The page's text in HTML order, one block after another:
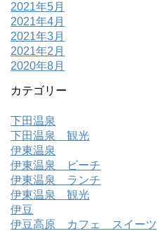
2021年5月
2021年4月
2021年3月
2021年2月
2020年8月
カテゴリー
下田温泉
下田温泉 観光
伊東温泉
伊東温泉 ビーチ
伊東温泉 ランチ
伊東温泉 観光
伊豆
伊豆高原 カフェ スイーツ